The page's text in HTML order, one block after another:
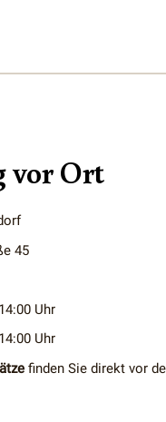
vor Ort
45
Uhr
Uhr
finden Sie direkt vor